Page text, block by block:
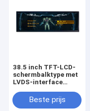
38.5 inch TFT-LCD-
schermbalktype met
LVDS-interface
helderheidBeste prijs